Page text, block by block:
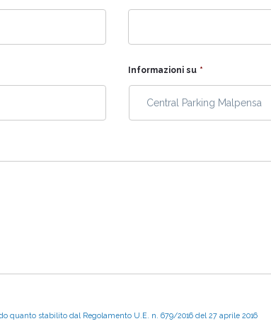
Informazioni su *
quanto stabilito dal Regolamento U.E. n. 679/2016 del 27 aprile 2016